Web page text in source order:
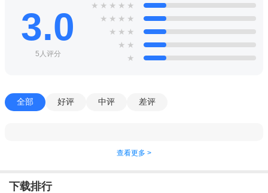
3.0
5人评分
★ ★ ★ ★ ★
★ ★ ★ ★
★ ★ ★
★ ★
★
全部 好评 中评 差评
查看更多 >
下载排行